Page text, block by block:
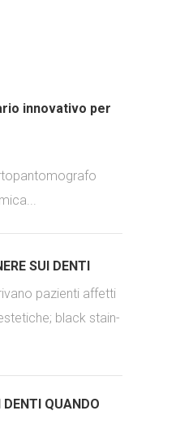
innovativo per
SUI DENTI
pazienti affetti
black stain-
QUANDO